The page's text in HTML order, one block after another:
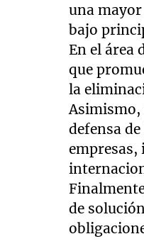
una
bajo
En el área
que
la
defensa
de